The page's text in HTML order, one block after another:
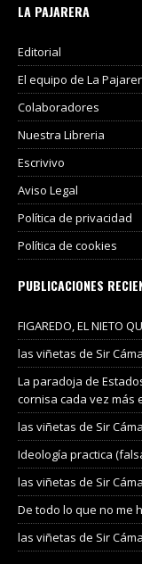
LA PAJARERA
Editorial
El equipo de La
Colaboradores
Nuestra Libreria
Escrivivo
Aviso Legal
Política de privacidad
Política de cookies
PUBLICACIONES
FIGAREDO, EL NIETO
las viñetas de Sir
La paradoja de
cornisa cada vez más
las viñetas de Sir
Ideología practica
las viñetas de Sir
De todo lo que no me
las viñetas de Sir